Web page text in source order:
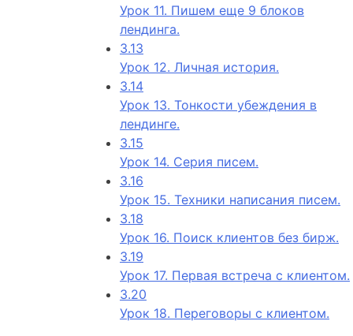
Урок 11. Пишем еще 9 блоков
лендинга.
3.13
Урок 12. Личная история.
3.14
Урок 13. Тонкости убеждения в
лендинге.
3.15
Урок 14. Серия писем.
3.16
Урок 15. Техники написания писем.
3.18
Урок 16. Поиск клиентов без бирж.
3.19
Урок 17. Первая встреча с клиентом.
3.20
Урок 18. Переговоры с клиентом.